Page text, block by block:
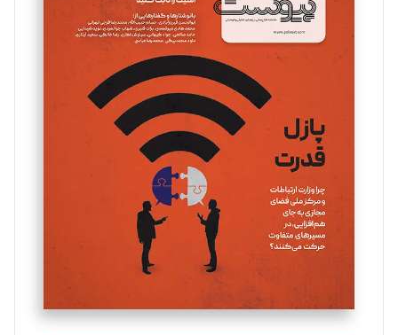
مینا پاکدل
یسنا امان‌پور
تحریریه
ملینا جعفری
تحریریه
مصطفی مسجدی آرانی
تحریریه